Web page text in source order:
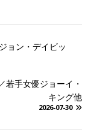
ョン・デイビッ
若手女優ジョーイ・
キング他
2026-07-30